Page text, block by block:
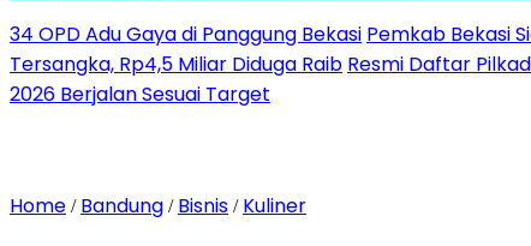
34 OPD Adu Gaya di Panggung Bekasi Pemkab Bekasi
Tersangka, Rp4,5 Miliar Diduga Raib Resmi Daftar
2026 Berjalan Sesuai Target
Home / Bandung / Bisnis / Kuliner